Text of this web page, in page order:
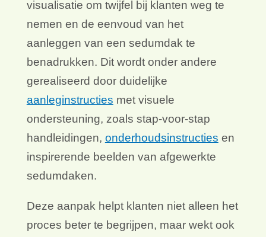
visualisatie om twijfel bij klanten weg te
nemen en de eenvoud van het
aanleggen van een sedumdak te
benadrukken. Dit wordt onder andere
gerealiseerd door duidelijke
aanleginstructies met visuele
ondersteuning, zoals stap-voor-stap
handleidingen, onderhoudsinstructies en
inspirerende beelden van afgewerkte
sedumdaken.
Deze aanpak helpt klanten niet alleen het
proces beter te begrijpen, maar wekt ook